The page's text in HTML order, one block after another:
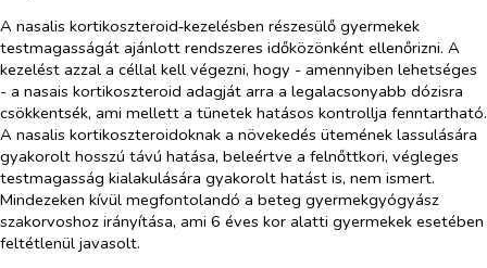
A nasalis kortikoszteroid‑kezelésben részesülő gyermekek
testmagasságát ajánlott rendszeres időközönként ellenőrizni. A
kezelést azzal a céllal kell végezni, hogy - amennyiben lehetséges
- a nasais kortikoszteroid adagját arra a legalacsonyabb dózisra
csökkentsék, ami mellett a tünetek hatásos kontrollja fenntartható.
A nasalis kortikoszteroidoknak a növekedés ütemének lassulására
gyakorolt hosszú távú hatása, beleértve a felnőttkori, végleges
testmagasság kialakulására gyakorolt hatást is, nem ismert.
Mindezeken kívül megfontolandó a beteg gyermekgyógyász
szakorvoshoz irányítása, ami 6 éves kor alatti gyermekek esetében
feltétlenül javasolt.